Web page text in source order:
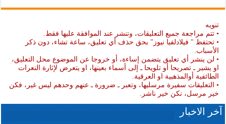
تنويه
• تتم مراجعة جميع التعليقات، وتنشر عند الموافقة عليها فقط.
• تحتفظ " فيلادلفيا نيوز" بحق حذف أي تعليق، ساعة تشاء، دون ذكر
الأسباب.
• لن ينشر أي تعليق يتضمن إساءة، أو خروجا عن الموضوع محل التعليق،
او يشير ـ تصريحا أو تلويحا ـ إلى أسماء بعينها، او يتعرض لإثارة النعرات
الطائفية أوالمذهبية او العرقية.
• التعليقات سفيرة مرسليها، وتعبر ـ ضرورة ـ عنهم وحدهم ليس غير، فكن
خير مرسل، نكن خير ناشر.
آخر الاخبار